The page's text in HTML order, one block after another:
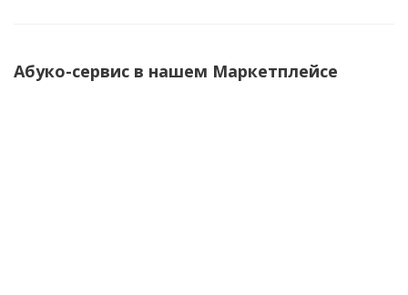
Абуко-сервис в нашем Маркетплейсе